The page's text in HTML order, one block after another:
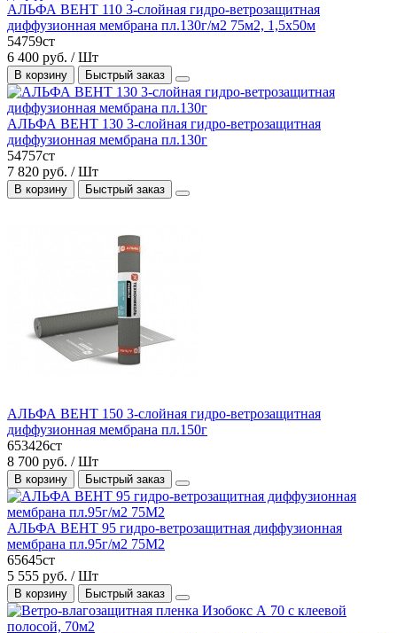
АЛЬФА ВЕНТ 110 3-слойная гидро-ветрозащитная
диффузионная мембрана пл.130г/м2 75м2, 1,5х50м
54759ст
6 400 руб. / Шт
В корзину Быстрый заказ
АЛЬФА ВЕНТ 130 3-слойная гидро-ветрозащитная
диффузионная мембрана пл.130г
54757ст
7 820 руб. / Шт
В корзину Быстрый заказ
АЛЬФА ВЕНТ 150 3-слойная гидро-ветрозащитная
диффузионная мембрана пл.150г
653426ст
8 700 руб. / Шт
В корзину Быстрый заказ
АЛЬФА ВЕНТ 95 гидро-ветрозащитная диффузионная
мембрана пл.95г/м2 75М2
65645ст
5 555 руб. / Шт
В корзину Быстрый заказ